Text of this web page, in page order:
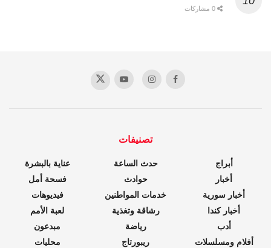
تصنيفات
أبراج
أخبار
أخبار سورية
أخبار كندا
أدب
أفلام ومسلسلات
حدث الساعة
حوادث
خدمات المواطنين
رشاقة وتغذية
رياضة
ريبورتاج
عناية بالبشرة
فسحة أمل
فيديوهات
لعبة الأمم
مبدعون
محليات